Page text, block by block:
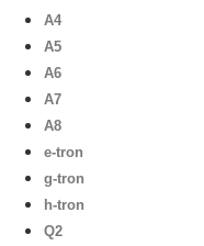
A4
A5
A6
A7
A8
e-tron
g-tron
h-tron
Q2